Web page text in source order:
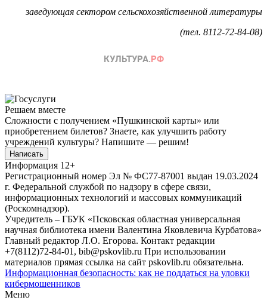
заведующая сектором сельскохозяйственной литературы
(тел. 8112-72-84-08)
Решаем вместе
Сложности с получением «Пушкинской карты» или
приобретением билетов? Знаете, как улучшить работу
учреждений культуры? Напишите — решим!
Написать
Информация 12+
Регистрационный номер Эл № ФС77-87001 выдан 19.03.2024
г. Федеральной службой по надзору в сфере связи,
информационных технологий и массовых коммуникаций
(Роскомнадзор).
Учредитель – ГБУК «Псковская областная универсальная
научная библиотека имени Валентина Яковлевича Курбатова»
Главный редактор Л.О. Егорова. Контакт редакции
+7(8112)72-84-01, bib@pskovlib.ru При использовании
материалов прямая ссылка на сайт pskovlib.ru обязательна.
Информационная безопасность: как не поддаться на уловки
кибермошенников
Меню